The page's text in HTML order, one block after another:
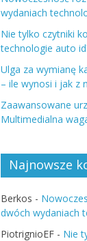
wydaniach
Nie tylko czytniki
technologie auto
Ulga za wymianę
– ile wynosi i jak z
Zaawansowane
Multimedialna
Najnowsze
Berkos -
dwóch wydaniach
PiotrignioEF - Nie